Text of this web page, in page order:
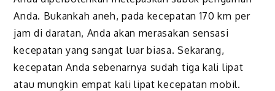
Anda. Bukankah aneh, pada kecepatan 170 km per
jam di daratan, Anda akan merasakan sensasi
kecepatan yang sangat luar biasa. Sekarang,
kecepatan Anda sebenarnya sudah tiga kali lipat
atau mungkin empat kali lipat kecepatan mobil.